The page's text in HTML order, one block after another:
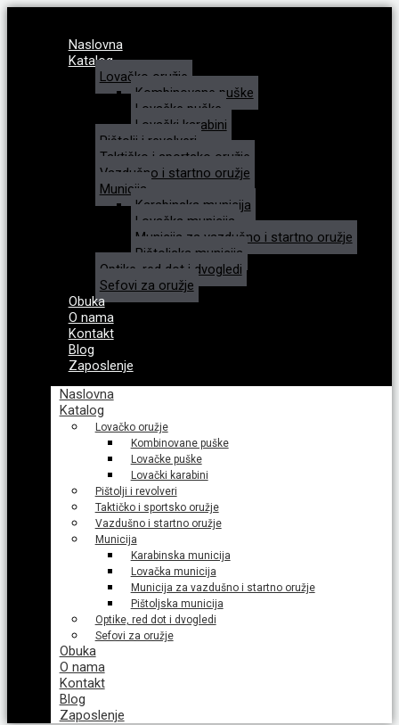
Naslovna
Katalog
Lovačko oružje
Kombinovane puške
Lovačke puške
Lovački karabini
Pištolji i revolveri
Taktičko i sportsko oružje
Vazdušno i startno oružje
Municija
Karabinska municija
Lovačka municija
Municija za vazdušno i startno oružje
Pištoljska municija
Optike, red dot i dvogledi
Sefovi za oružje
Obuka
O nama
Kontakt
Blog
Zaposlenje
Naslovna
Katalog
Lovačko oružje
Kombinovane puške
Lovačke puške
Lovački karabini
Pištolji i revolveri
Taktičko i sportsko oružje
Vazdušno i startno oružje
Municija
Karabinska municija
Lovačka municija
Municija za vazdušno i startno oružje
Pištoljska municija
Optike, red dot i dvogledi
Sefovi za oružje
Obuka
O nama
Kontakt
Blog
Zaposlenje